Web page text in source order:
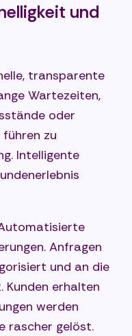
und
transparente
Wartezeiten,
oder
zu
Intelligente
Anfragen
und an die
erhalten
werden
rascher gelöst.